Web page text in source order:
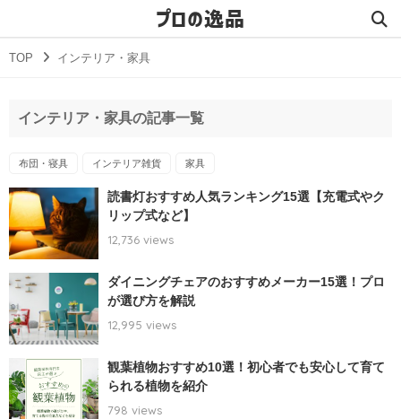
プロの逸品
TOP インテリア・家具
インテリア・家具の記事一覧
布団・寝具 インテリア雑貨 家具
読書灯おすすめ人気ランキング15選【充電式やク
リップ式など】
12,736 views
ダイニングチェアのおすすめメーカー15選！プロ
が選び方を解説
12,995 views
観葉植物おすすめ10選！初心者でも安心して育て
られる植物を紹介
798 views